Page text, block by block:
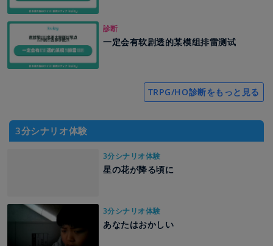
診断
一定会有软剧透的某模组排雷测试
TRPG/HO診断をもっと見る
3分シナリオ体験
3分シナリオ体験
星の花が降る頃に
3分シナリオ体験
あなたはおかしい